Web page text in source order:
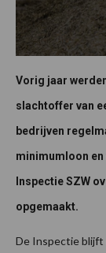
Vorig jaar
slachtoffer van
bedrijven
minimumloon
Inspectie SZW
opgemaakt.
De Inspectie blijft